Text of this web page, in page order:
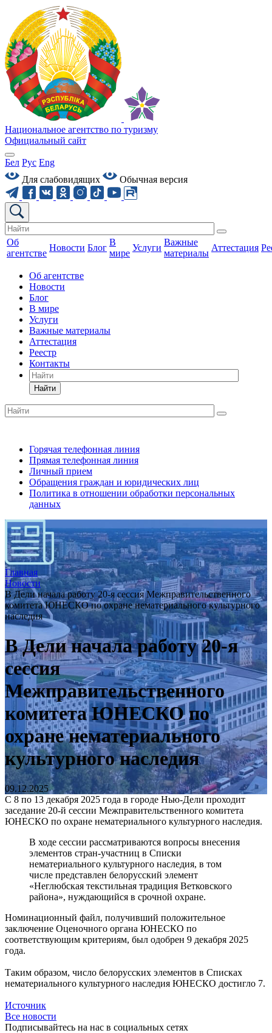
Национальное агентство по туризму
Официальный сайт
Бел Рус Eng
Для слабовидящих
Обычная версия
Об
агентстве
Новости Блог
В
мире
Услуги
Важные
материалы
Аттестация
Об агентстве
Новости
Блог
В мире
Услуги
Важные материалы
Аттестация
Реестр
Контакты
Найти
Горячая телефонная линия
Прямая телефонная линия
Личный прием
Обращения граждан и юридических лиц
Политика в отношении обработки персональных
данных
Главная
Новости
В Дели начала работу 20-я сессия Межправительственного
комитета ЮНЕСКО по охране нематериального культурного
наследия
В Дели начала работу 20-я
сессия
Межправительственного
комитета ЮНЕСКО по
охране нематериального
культурного наследия
09.12.2025
С 8 по 13 декабря 2025 года в городе Нью-Дели проходит
заседание 20-й сессии Межправительственного комитета
ЮНЕСКО по охране нематериального культурного наследия.
В ходе сессии рассматриваются вопросы внесения
элементов стран-участниц в Списки
нематериального культурного наследия, в том
числе представлен белорусский элемент
«Неглюбская текстильная традиция Ветковского
района», нуждающийся в срочной охране.
Номинационный файл, получивший положительное
заключение Оценочного органа ЮНЕСКО по
соответствующим критериям, был одобрен 9 декабря 2025
года.
Таким образом, число белорусских элементов в Списках
нематериального культурного наследия ЮНЕСКО достигло 7.
Источник
Все новости
Подписывайтесь на нас в социальных сетях